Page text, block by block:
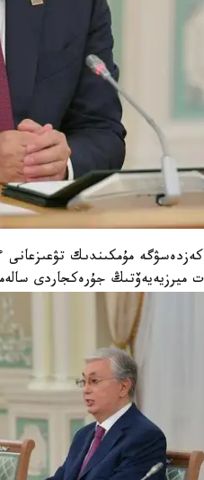
كەزدەسۋگە مۇمكىندىك
ميرزيەيەۆتىڭ جۇرەكجاردى